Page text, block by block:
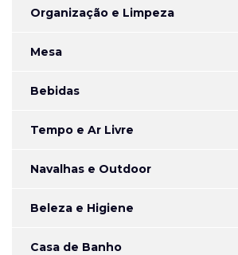
Organização e Limpeza
Mesa
Bebidas
Tempo e Ar Livre
Navalhas e Outdoor
Beleza e Higiene
Casa de Banho